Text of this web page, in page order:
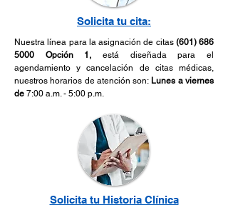
Solicita tu cita:
Nuestra línea para la asignación de citas (601) 686
5000 Opción 1, está diseñada para el
agendamiento y cancelación de citas médicas,
nuestros horarios de atención son: Lunes a viernes
de 7:00 a.m. - 5:00 p.m.
Solicita tu Historia Clínica